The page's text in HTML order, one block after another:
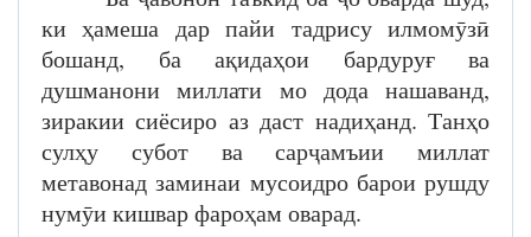
ки ҳамеша дар пайи тадрису илмомӯзӣ
бошанд, ба ақидаҳои бардуруғ ва
душманони миллати мо дода нашаванд,
зиракии сиёсиро аз даст надиҳанд. Танҳо
сулҳу субот ва сарҷамъии миллат
метавонад заминаи мусоидро барои рушду
нумӯи кишвар фароҳам оварад.